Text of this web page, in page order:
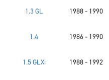
1.3 GL 1988 - 1990
1.4 1986 - 1990
1.5 GLXi 1988 - 1992